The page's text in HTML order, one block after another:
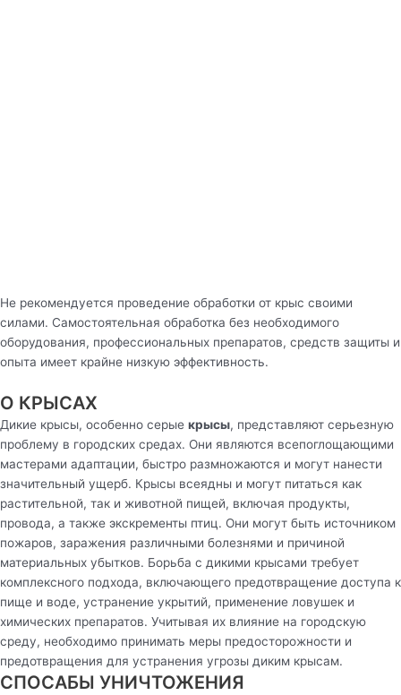
Не рекомендуется проведение обработки от крыс своими
силами. Самостоятельная обработка без необходимого
оборудования, профессиональных препаратов, средств защиты и
опыта имеет крайне низкую эффективность.
О КРЫСАХ
Дикие крысы, особенно серые крысы, представляют серьезную
проблему в городских средах. Они являются всепоглощающими
мастерами адаптации, быстро размножаются и могут нанести
значительный ущерб. Крысы всеядны и могут питаться как
растительной, так и животной пищей, включая продукты,
провода, а также экскременты птиц. Они могут быть источником
пожаров, заражения различными болезнями и причиной
материальных убытков. Борьба с дикими крысами требует
комплексного подхода, включающего предотвращение доступа к
пище и воде, устранение укрытий, применение ловушек и
химических препаратов. Учитывая их влияние на городскую
среду, необходимо принимать меры предосторожности и
предотвращения для устранения угрозы диким крысам.
СПОСАБЫ УНИЧТОЖЕНИЯ